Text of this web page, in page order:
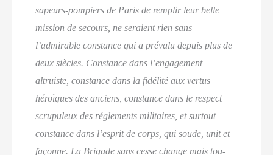
sapeurs-pom­piers de Paris de rem­plir leur belle
mis­sion de secours, ne seraient rien sans
l’admirable constance qui a pré­va­lu depuis plus de
deux siècles. Constance dans l’engagement
altruiste, constance dans la fidé­li­té aux ver­tus
héroïques des anciens, constance dans le res­pect
scru­pu­leux des régle­ments mili­taires, et sur­tout
constance dans l’esprit de corps, qui soude, unit et
façonne. La Bri­gade sans cesse change mais tou­